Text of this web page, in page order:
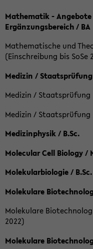
Mathematik -
Ergänzungsbereich /
Mathematische und
(Einschreibung bis SoSe
Medizin / Staatsprüfung
Medizin / Staatsprüfung
Medizin / Staatsprüfung
Medizinphysik / B.Sc.
Molecular Cell Biology /
Molekularbiologie / B.Sc.
Molekulare
Molekulare
2022)
Molekulare